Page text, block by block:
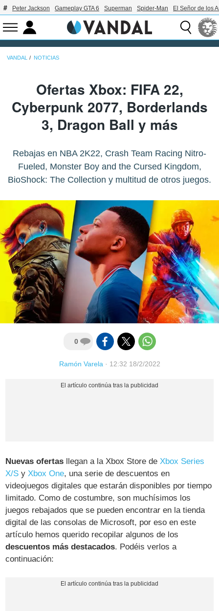
Peter Jackson Gameplay GTA 6 Superman Spider-Man El Señor de los
VANDAL NOTICIAS
Ofertas Xbox: FIFA 22,
Cyberpunk 2077, Borderlands
3, Dragon Ball y más
Rebajas en NBA 2K22, Crash Team Racing Nitro-
Fueled, Monster Boy and the Cursed Kingdom,
BioShock: The Collection y multitud de otros juegos.
0
Ramón Varela· 12:32 18/2/2022
Nuevas ofertas llegan a la Xbox Store deXbox Series
X/S yXbox One, una serie de descuentos en
videojuegos digitales que estarán disponibles por tiempo
limitado. Como de costumbre, son muchísimos los
juegos rebajados que se pueden encontrar en la tienda
digital de las consolas de Microsoft, por eso en este
artículo hemos querido recopilar algunos de los
descuentos más destacados. Podéis verlos a
continuación: